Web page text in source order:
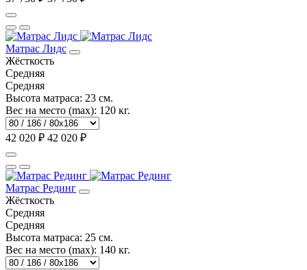
Матрас Лидс
Жёсткость
Средняя
Средняя
Высота матраса: 23 см.
Вес на место (max): 120 кг.
42 020 ₽ 42 020 ₽
Матрас Рединг
Жёсткость
Средняя
Средняя
Высота матраса: 25 см.
Вес на место (max): 140 кг.